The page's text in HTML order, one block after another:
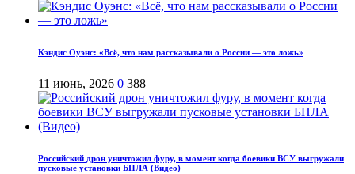
Кэндис Оуэнс: «Всё, что нам рассказывали о России — это ложь»
11 июнь, 2026 0 388
Российский дрон уничтожил фуру, в момент когда боевики ВСУ выгружали
пусковые установки БПЛА (Видео)